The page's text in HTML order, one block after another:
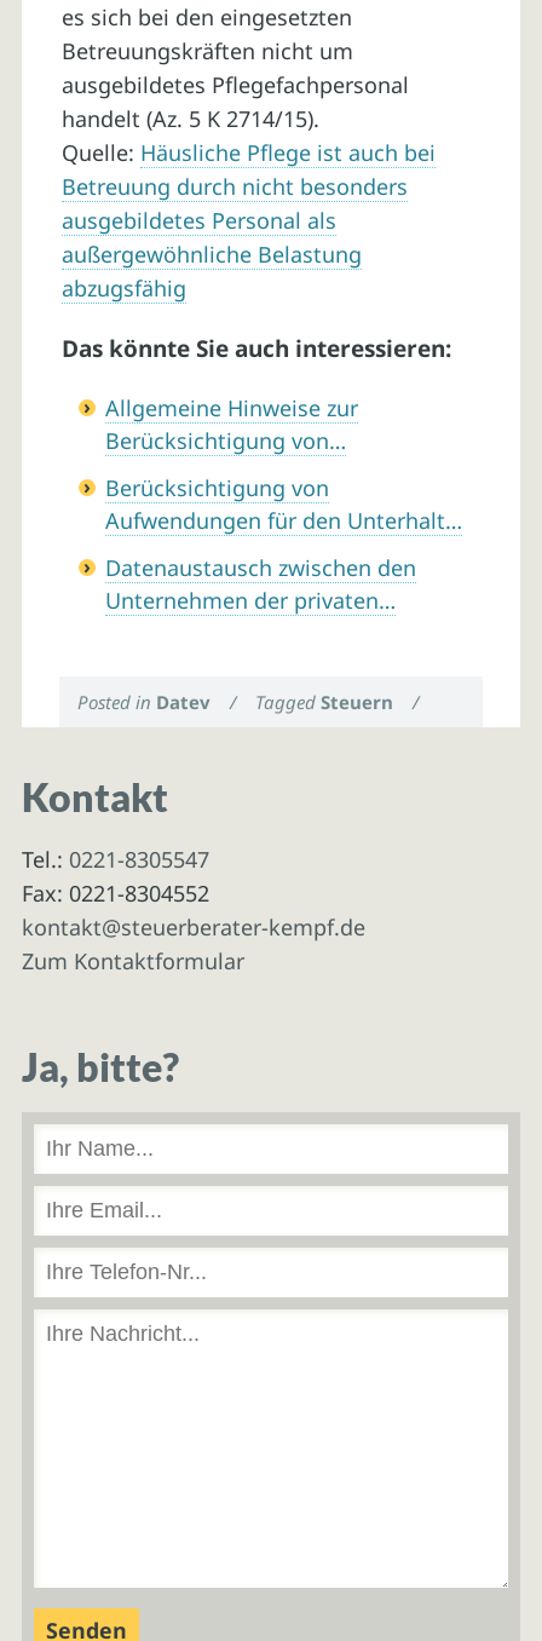
es sich bei den eingesetzten
Betreuungskräften nicht um
ausgebildetes Pflegefachpersonal
handelt (Az. 5 K 2714/15).
Quelle: Häusliche Pflege ist auch bei
Betreuung durch nicht besonders
ausgebildetes Personal als
außergewöhnliche Belastung
abzugsfähig
Das könnte Sie auch interessieren:
Allgemeine Hinweise zur
Berücksichtigung von…
Berücksichtigung von
Aufwendungen für den Unterhalt…
Datenaustausch zwischen den
Unternehmen der privaten…
Posted in Datev / TaggedSteuern /
Kontakt
Tel.: 0221-8305547
Fax: 0221-8304552
kontakt@steuerberater-kempf.de
Zum Kontaktformular
Ja, bitte?